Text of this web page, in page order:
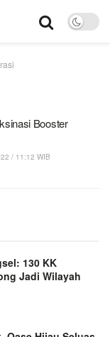
Booster
/ 11:12 WIB
130 KK
Jadi Wilayah